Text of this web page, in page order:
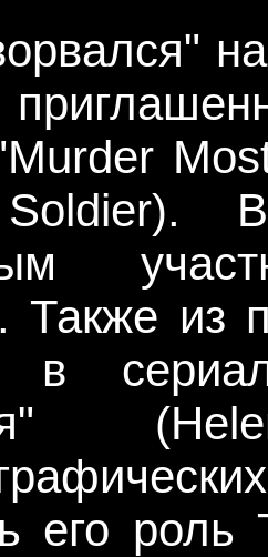
Soldier).
Также из
в
его